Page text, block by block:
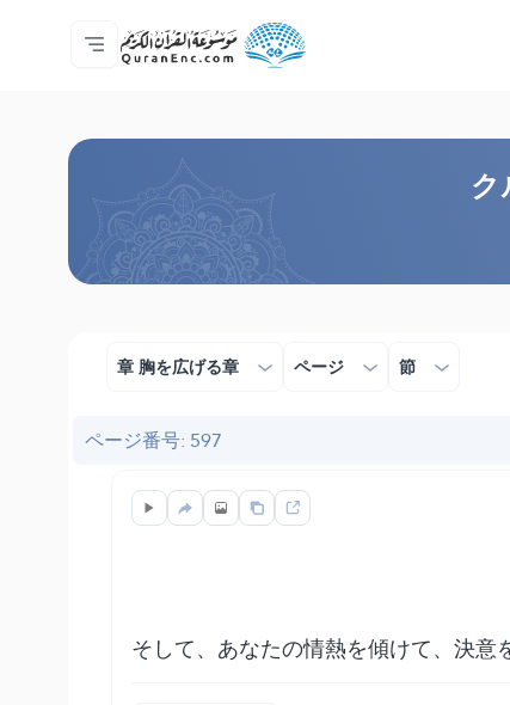
ホーム
対訳の目次
Audio
開発者向け提供サービス - API
事業内容
お問い合わせ
言語
章 胸を広げる章 ページ 節
ページ番号: 597
そして、あなたの情熱を傾けて、決意